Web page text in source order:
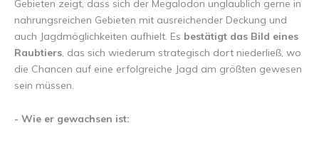
Gebieten zeigt, dass sich der Megalodon unglaublich gerne in
nahrungsreichen Gebieten mit ausreichender Deckung und
auch Jagdmöglichkeiten aufhielt. Es bestätigt das Bild eines
Raubtiers, das sich wiederum strategisch dort niederließ, wo
die Chancen auf eine erfolgreiche Jagd am größten gewesen
sein müssen.
- Wie er gewachsen ist: